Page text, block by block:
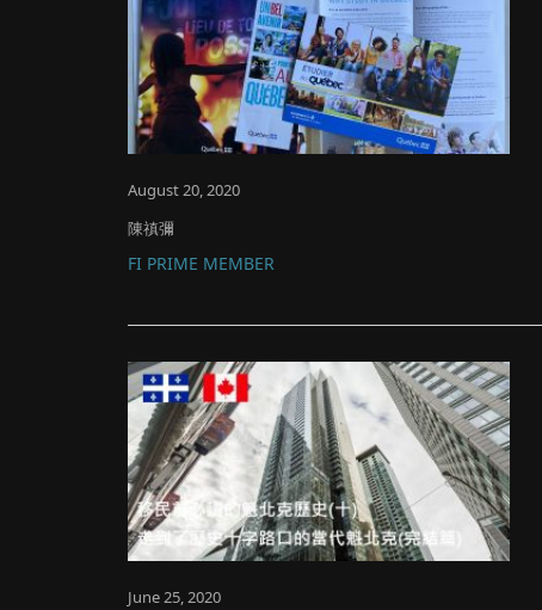
August 20, 2020
陳禛彌
FI PRIME MEMBER
June 25, 2020